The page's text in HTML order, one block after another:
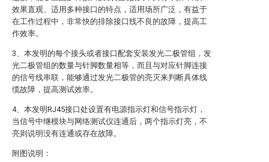
效果直观、适用多种接口的特点，适用场所广泛，有益于
在工作过程中，非常快的排除接口线不良的故障，提高工
作效率。
3、本发明的每个接头或者接口配套安装发光二极管组，发
光二极管组的数量与针脚数量相等，而且与对应针脚连接
的信号线串联，能够通过发光二极管的亮灭来判断具体线
缆故障，提高测试效率。
4、本发明RJ45接口处设置有电源指示灯和信号指示灯，
当信号中继模块与网络测试仪连通后，两个指示灯亮，不
亮则说明没有连通或存在故障。
附图说明：